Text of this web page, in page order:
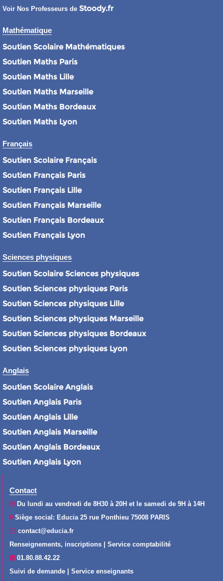
Voir Nos Professeurs de Stoody.fr
Mathématique
Soutien Scolaire Mathématiques
Soutien Maths Paris
Soutien Maths Lille
Soutien Maths Marseille
Soutien Maths Bordeaux
Soutien Maths Lyon
Français
Soutien Scolaire Français
Soutien Français Paris
Soutien Français Lille
Soutien Français Marseille
Soutien Français Bordeaux
Soutien Français Lyon
Sciences physiques
Soutien Scolaire Sciences physiques
Soutien Sciences physiques Paris
Soutien Sciences physiques Lille
Soutien Sciences physiques Marseille
Soutien Sciences physiques Bordeaux
Soutien Sciences physiques Lyon
Anglais
Soutien Scolaire Anglais
Soutien Anglais Paris
Soutien Anglais Lille
Soutien Anglais Marseille
Soutien Anglais Bordeaux
Soutien Anglais Lyon
Contact
Du lundi au vendredi de 8H30 à 20H et le samedi de 9H à 14H
Siège social: Educia 25 rue Ponthieu 75008 PARIS
contact@educia.fr
Renseignements, inscriptions | Service comptabilité
01.80.88.42.22
Suivi de demande | Service enseignants